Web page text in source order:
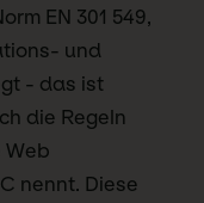
EN 301 549,
und
- das ist
die Regeln
Web
nennt. Diese